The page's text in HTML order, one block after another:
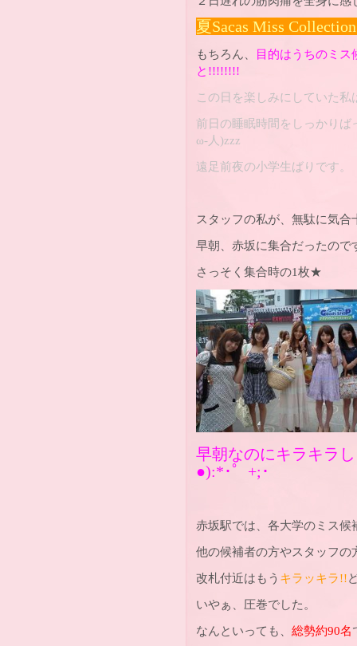
夏Sacas Miss
もちろん、
目的はうちのミス
と!!!!!!!!
この日を楽しみにしていた
前日の睡眠時間をしっかり
ω-人)zzz
遠足前夜の小学生ばりです。
スタッフの私が、無駄に気合
早朝、赤坂に集合だったので
さっそく集合時の1枚★
早朝なのにキラキラ
●):*･゜+;･
赤坂駅では、各大学のミス候
他の候補者の方やスタッフ
改札付近はもう キラッキラ!!
いやぁ、圧巻でした。
なんといっても、 総勢約90名